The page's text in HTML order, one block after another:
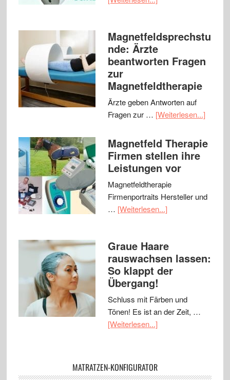
Magnetfeldsprechstu
nde: Ärzte
beantworten Fragen
zur
Magnetfeldtherapie
Ärzte geben Antworten auf
Fragen zur … [Weiterlesen...]
Magnetfeld Therapie
Firmen stellen ihre
Leistungen vor
Magnetfeldtherapie
Firmenportraits Hersteller und
… [Weiterlesen...]
Graue Haare
rauswachsen lassen:
So klappt der
Übergang!
Schluss mit Färben und
Tönen! Es ist an der Zeit, …
[Weiterlesen...]
MATRATZEN-KONFIGURATOR